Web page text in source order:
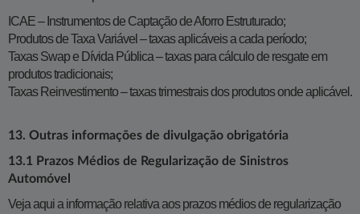
ICAE – Instrumentos de Captação de Aforro Estruturado;
Produtos de Taxa Variável – taxas aplicáveis a cada período;
Taxas Swap e Dívida Pública – taxas para cálculo de resgate em
produtos tradicionais;
Taxas Reinvestimento – taxas trimestrais dos produtos onde aplicável.
13. Outras informações de divulgação obrigatória
13.1 Prazos Médios de Regularização de Sinistros
Automóvel
Veja aqui a informação relativa aos prazos médios de regularização